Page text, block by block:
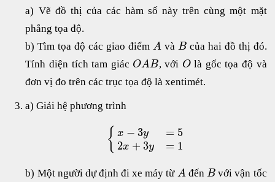
a) Vẽ đồ thị của các hàm số này trên cùng một mặt
phẳng tọa độ.
b) Tìm tọa độ các giao điểm A và B của hai đồ thị đó.
Tính diện tích tam giác OAB, với Olà gốc tọa độ và
đơn vị đo trên các trục tọa độ là xentimét.
a) Giải hệ phương trình
{ x − 3y
2x + 3y
= 5
= 1
b) Một người dự định đi xe máy từ A đến B với vận tốc